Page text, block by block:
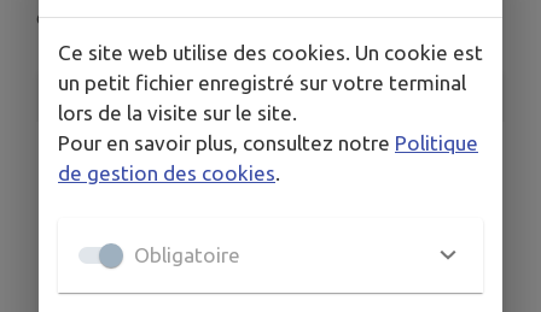
Génissac
INFORMATIONS PRATIQUES
LIEU
92 Le Port, 33420 Génissac
Du sam. 20 sept. au sam. 20 juin
Ce site web utilise des cookies. Un cookie est
un petit fichier enregistré sur votre terminal
lors de la visite sur le site.
Pour en savoir plus, consultez notre Politique
de gestion des cookies
Obligatoire